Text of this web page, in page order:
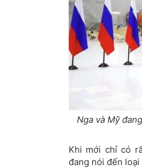
Nga và Mỹ
Khi mới chỉ có
đang nói đến